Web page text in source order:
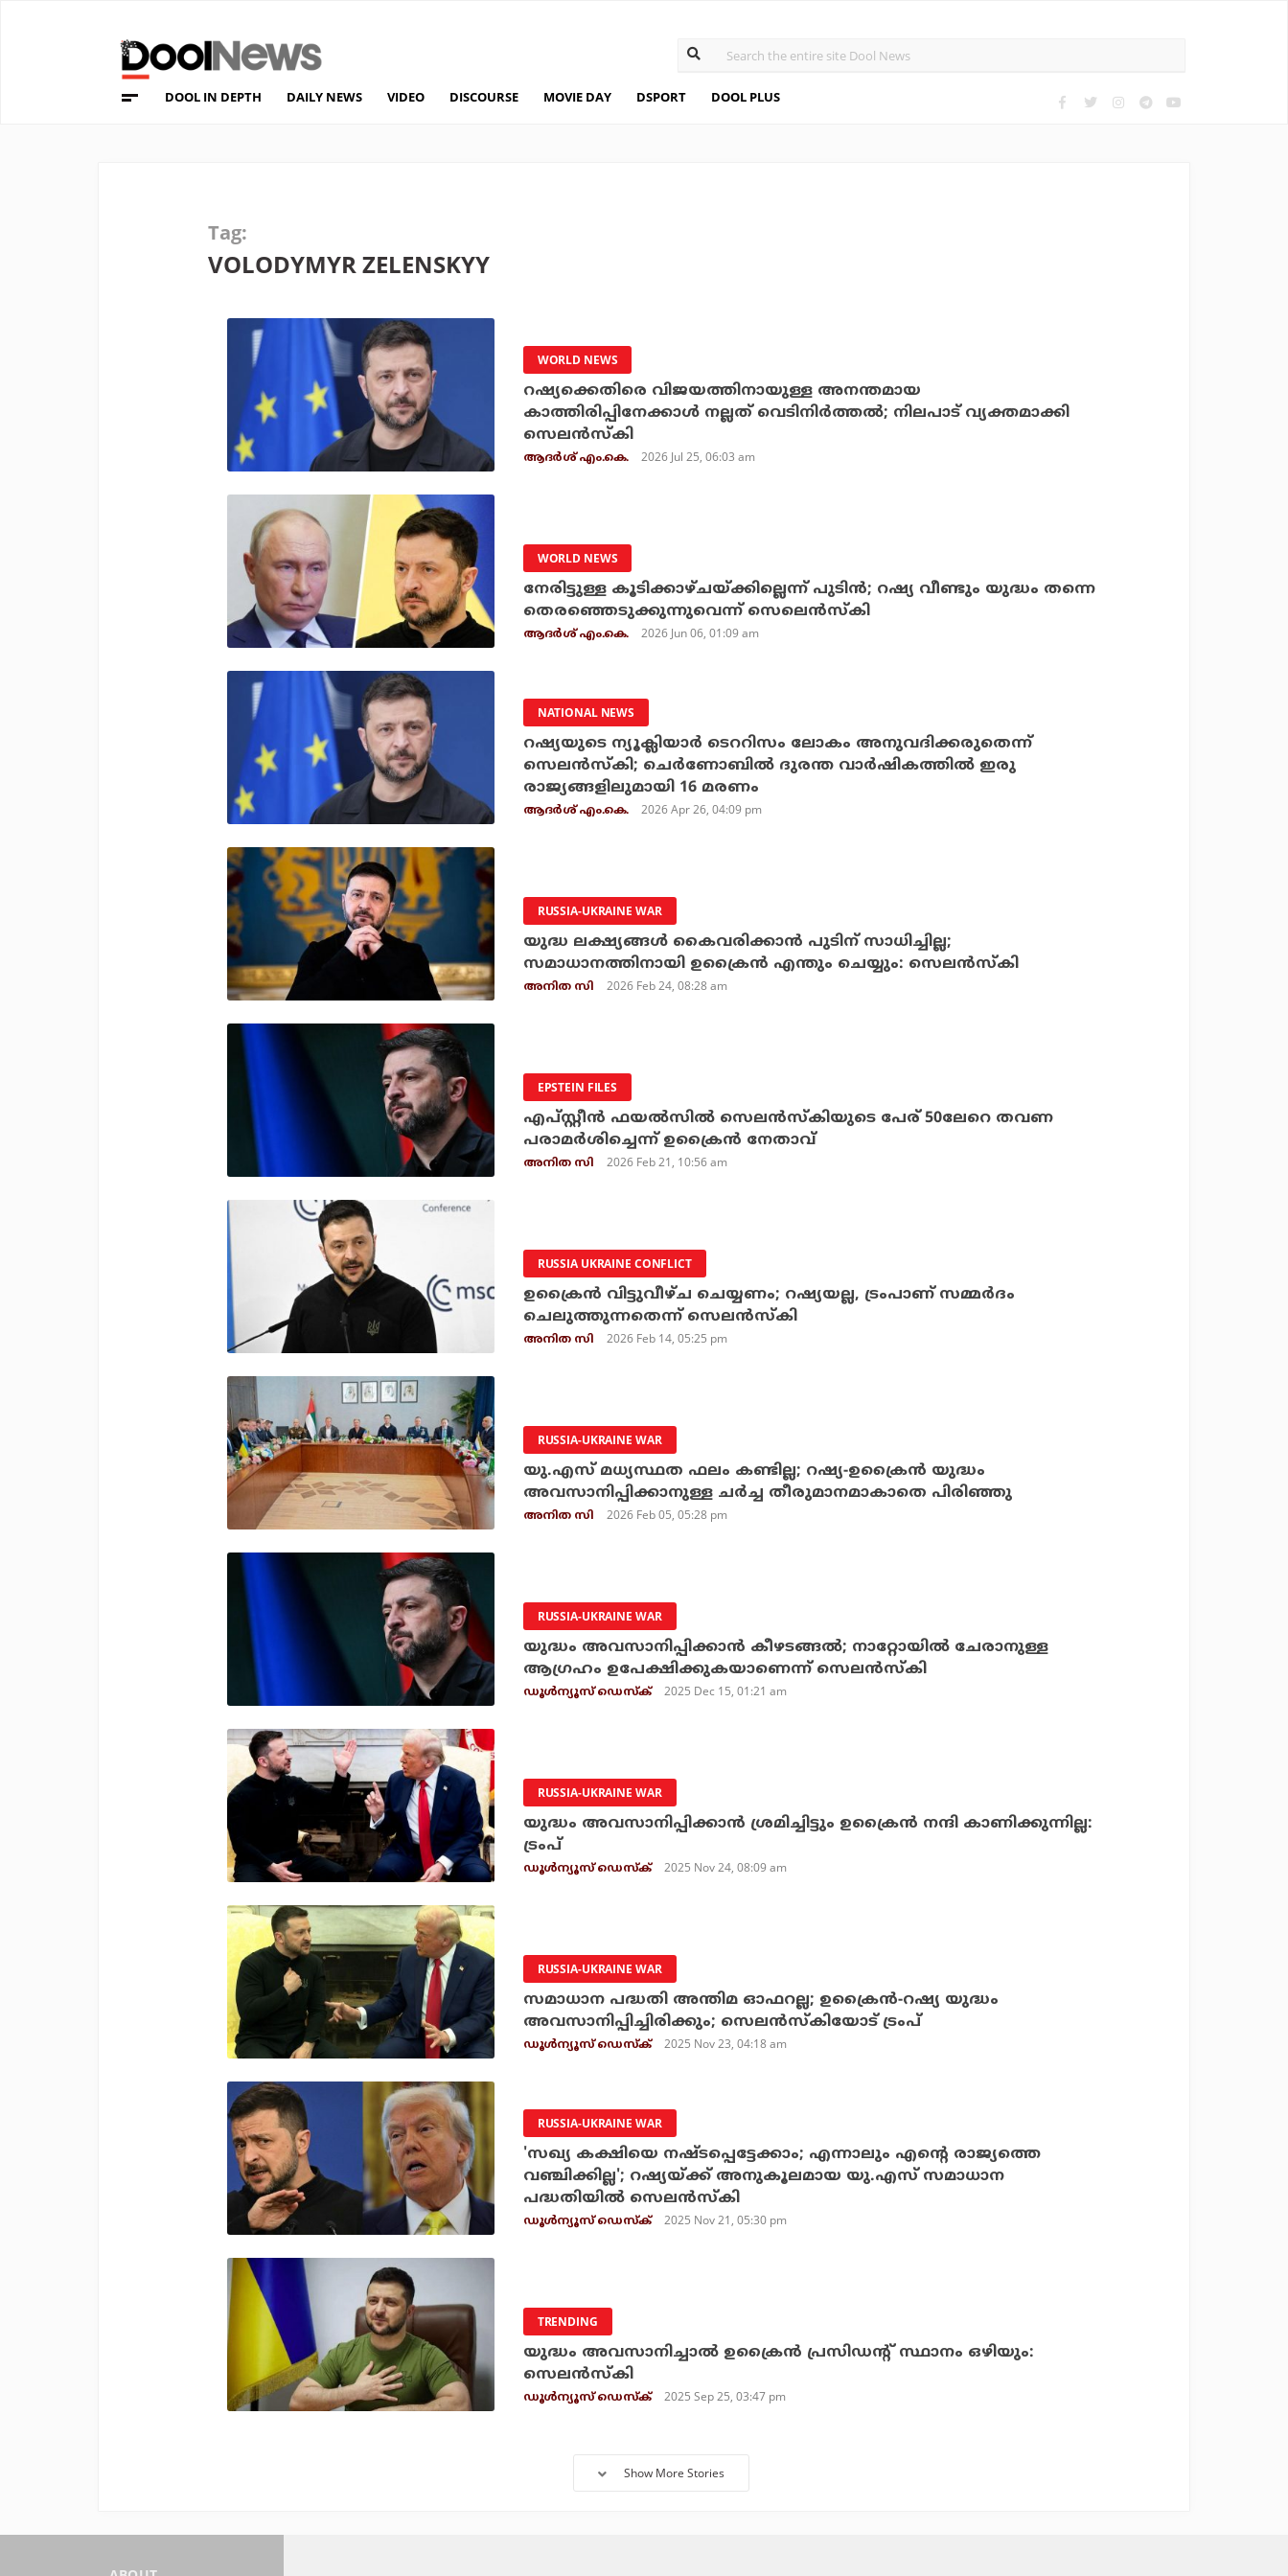
DOOL IN DEPTH DAILY NEWS VIDEO DISCOURSE MOVIE DAY DSPORT DOOL PLUS
Tag:
VOLODYMYR ZELENSKYY
WORLD NEWS
റഷ്യക്കെതിരെ വിജയത്തിനായുള്ള അനന്തമായ
കാത്തിരിപ്പിനേക്കാള്‍ നല്ലത് വെടിനിര്‍ത്തല്‍; നിലപാട് വ്യക്തമാക്കി
സെലന്‍സ്‌കി
ആദർശ് എം.കെ. 2026 Jul 25, 06:03 am
WORLD NEWS
നേരിട്ടുള്ള കൂടിക്കാഴ്ചയ്ക്കില്ലെന്ന് പുടിന്‍; റഷ്യ വീണ്ടും യുദ്ധം തന്നെ
തെരഞ്ഞെടുക്കുന്നുവെന്ന് സെലെന്‍സ്‌കി
ആദർശ് എം.കെ. 2026 Jun 06, 01:09 am
NATIONAL NEWS
റഷ്യയുടെ ന്യൂക്ലിയാര്‍ ടെററിസം ലോകം അനുവദിക്കരുതെന്ന്
സെലന്‍സ്‌കി; ചെര്‍ണോബില്‍ ദുരന്ത വാര്‍ഷികത്തില്‍ ഇരു
രാജ്യങ്ങളിലുമായി 16 മരണം
ആദർശ് എം.കെ. 2026 Apr 26, 04:09 pm
RUSSIA-UKRAINE WAR
യുദ്ധ ലക്ഷ്യങ്ങള്‍ കൈവരിക്കാന്‍ പുടിന് സാധിച്ചില്ല;
സമാധാനത്തിനായി ഉക്രൈന്‍ എന്തും ചെയ്യും: സെലന്‍സ്‌കി
അനിത സി 2026 Feb 24, 08:28 am
EPSTEIN FILES
എപ്‌സ്റ്റീന്‍ ഫയല്‍സില്‍ സെലന്‍സ്‌കിയുടെ പേര് 50ലേറെ തവണ
പരാമര്‍ശിച്ചെന്ന് ഉക്രൈന്‍ നേതാവ്
അനിത സി 2026 Feb 21, 10:56 am
RUSSIA UKRAINE CONFLICT
ഉക്രൈന്‍ വിട്ടുവീഴ്ച ചെയ്യണം; റഷ്യയല്ല, ട്രംപാണ് സമ്മര്‍ദം
ചെലുത്തുന്നതെന്ന് സെലന്‍സ്‌കി
അനിത സി 2026 Feb 14, 05:25 pm
RUSSIA-UKRAINE WAR
യു.എസ് മധ്യസ്ഥത ഫലം കണ്ടില്ല; റഷ്യ-ഉക്രൈന്‍ യുദ്ധം
അവസാനിപ്പിക്കാനുള്ള ചര്‍ച്ച തീരുമാനമാകാതെ പിരിഞ്ഞു
അനിത സി 2026 Feb 05, 05:28 pm
RUSSIA-UKRAINE WAR
യുദ്ധം അവസാനിപ്പിക്കാന്‍ കീഴടങ്ങല്‍; നാറ്റോയില്‍ ചേരാനുള്ള
ആഗ്രഹം ഉപേക്ഷിക്കുകയാണെന്ന് സെലന്‍സ്‌കി
ഡൂള്‍ന്യൂസ് ഡെസ്‌ക് 2025 Dec 15, 01:21 am
RUSSIA-UKRAINE WAR
യുദ്ധം അവസാനിപ്പിക്കാന്‍ ശ്രമിച്ചിട്ടും ഉക്രൈന്‍ നന്ദി കാണിക്കുന്നില്ല:
ട്രംപ്
ഡൂള്‍ന്യൂസ് ഡെസ്‌ക് 2025 Nov 24, 08:09 am
RUSSIA-UKRAINE WAR
സമാധാന പദ്ധതി അന്തിമ ഓഫറല്ല; ഉക്രൈന്‍-റഷ്യ യുദ്ധം
അവസാനിപ്പിച്ചിരിക്കും; സെലന്‍സ്‌കിയോട് ട്രംപ്
ഡൂള്‍ന്യൂസ് ഡെസ്‌ക് 2025 Nov 23, 04:18 am
RUSSIA-UKRAINE WAR
'സഖ്യ കക്ഷിയെ നഷ്ടപ്പെട്ടേക്കാം; എന്നാലും എന്റെ രാജ്യത്തെ
വഞ്ചിക്കില്ല'; റഷ്യയ്ക്ക് അനുകൂലമായ യു.എസ് സമാധാന
പദ്ധതിയില്‍ സെലന്‍സ്‌കി
ഡൂള്‍ന്യൂസ് ഡെസ്‌ക് 2025 Nov 21, 05:30 pm
TRENDING
യുദ്ധം അവസാനിച്ചാല്‍ ഉക്രൈന്‍ പ്രസിഡന്റ് സ്ഥാനം ഒഴിയും:
സെലന്‍സ്‌കി
ഡൂള്‍ന്യൂസ് ഡെസ്‌ക് 2025 Sep 25, 03:47 pm
Show More Stories